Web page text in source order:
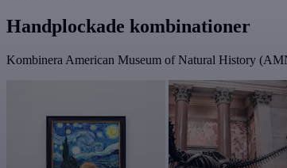
Handplockade kombinationer
Kombinera American Museum of Natural History